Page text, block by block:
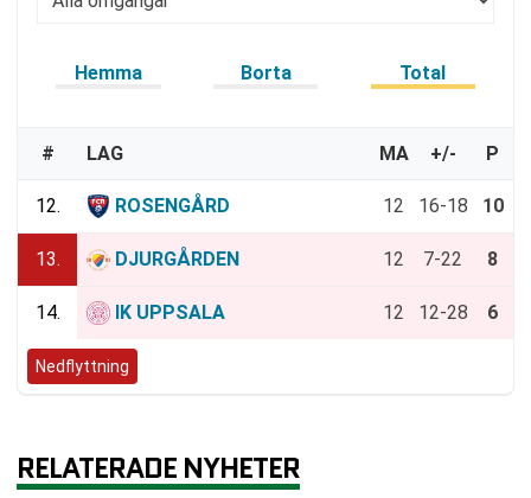
Hemma Borta Total
# LAG MA +/- P
12. ROSENGÅRD 12 16-18 10
13. DJURGÅRDEN 12 7-22 8
14. IK UPPSALA 12 12-28 6
Nedflyttning
RELATERADE NYHETER